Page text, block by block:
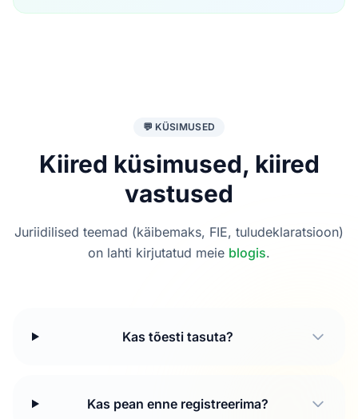
💬 KÜSIMUSED
Kiired küsimused, kiired
vastused
Juriidilised teemad (käibemaks, FIE, tuludeklaratsioon)
on lahti kirjutatud meie blogis.
Kas tõesti tasuta?
Kas pean enne registreerima?